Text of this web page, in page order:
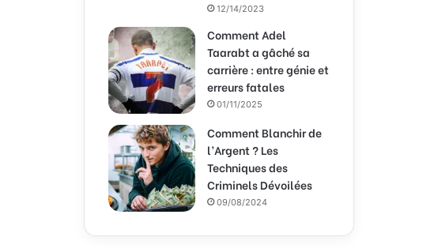
12/14/2023
Comment Adel
Taarabt a gâché sa
carrière : entre génie et
erreurs fatales
01/11/2025
Comment Blanchir de
l’Argent ? Les
Techniques des
Criminels Dévoilées
09/08/2024